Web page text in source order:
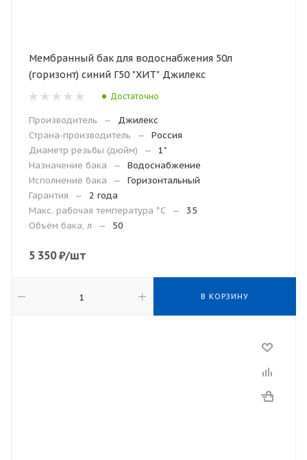
Мембранный бак для водоснабжения 50л
(горизонт) синий Г50 "ХИТ" Джилекс
Достаточно
Производитель —
Джилекс
Страна-производитель
—
Россия
Диаметр резьбы (дюйм)
—
1"
Назначение бака
—
Водоснабжение
Исполнение бака
—
Горизонтальный
Гарантия
—
2 года
Макc. рабочая температура °С
—
35
Объём бака, л
— 50
5 350₽/шт
В КОРЗИНУ